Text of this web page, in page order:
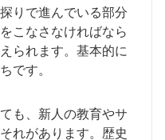
りで進んでいる部分
こなさなければなら
られます。基本的に
です。
も、新人の教育やサ
れがあります。歴史